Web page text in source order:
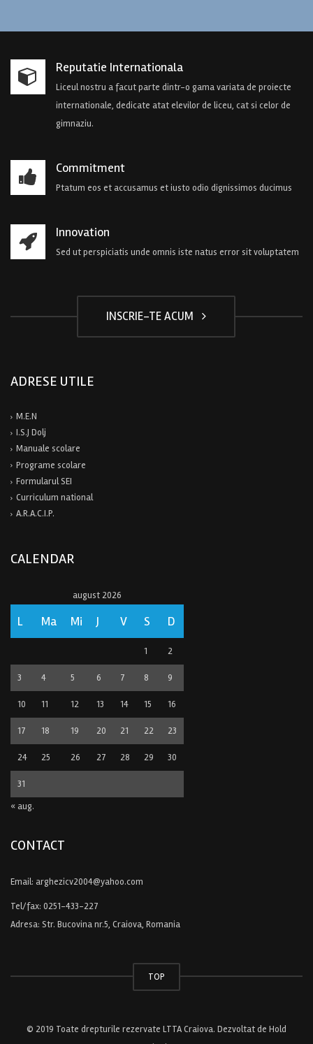
Reputatie Internationala
Liceul nostru a facut parte dintr-o gama variata de proiecte
internationale, dedicate atat elevilor de liceu, cat si celor de
gimnaziu.
Commitment
Ptatum eos et accusamus et iusto odio dignissimos ducimus
Innovation
Sed ut perspiciatis unde omnis iste natus error sit voluptatem
INSCRIE-TE ACUM
ADRESE UTILE
M.E.N
I.S.J Dolj
Manuale scolare
Programe scolare
Formularul SEI
Curriculum national
A.R.A.C.I.P.
CALENDAR
august 2026
L Ma Mi J V S D
1 2
3 4 5 6 7 8 9
10 11 12 13 14 15 16
17 18 19 20 21 22 23
24 25 26 27 28 29 30
31
« aug.
CONTACT
Email: arghezicv2004@yahoo.com
Tel/fax: 0251-433-227
Adresa: Str. Bucovina nr.5, Craiova, Romania
TOP
© 2019 Toate drepturile rezervate LTTA Craiova. Dezvoltat de Hold